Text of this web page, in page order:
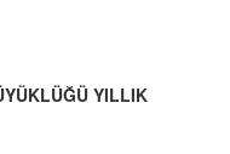
YILLIK